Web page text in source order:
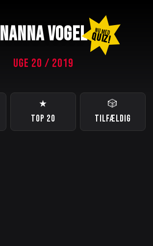
NANNA VOGEL NU MED
QUIZ!
UGE 20 / 2019
★
TOP 20
🎲
TILFÆLDIG